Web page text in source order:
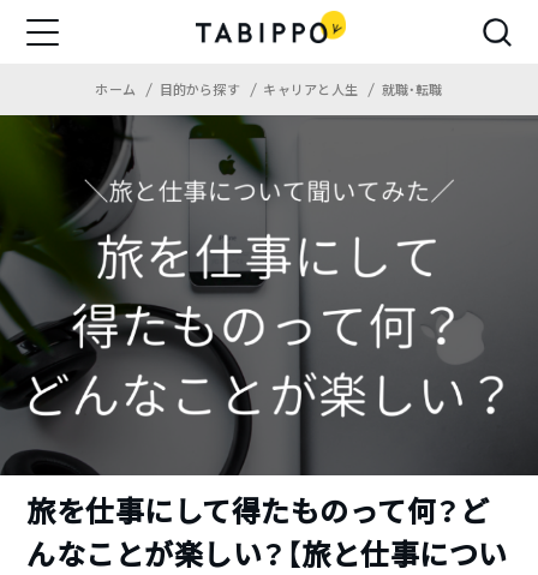
ホーム 目的から探す キャリアと人生 就職・転職
旅を仕事にして得たものって何？ど
んなことが楽しい？【旅と仕事につい